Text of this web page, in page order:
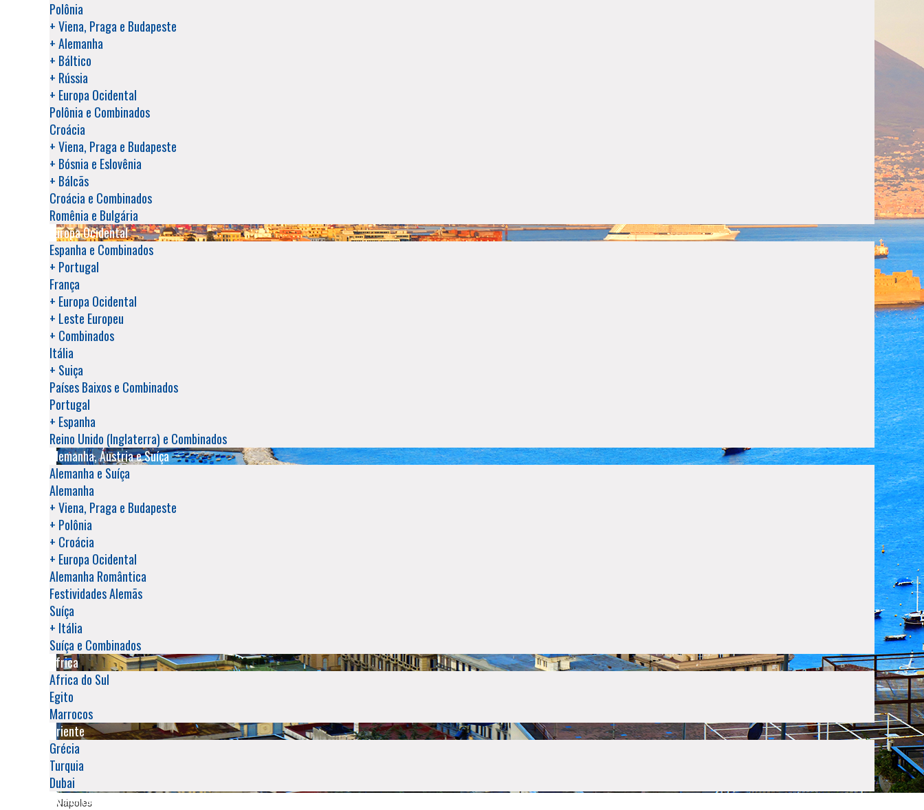
Polônia
+ Viena, Praga e Budapeste
+ Alemanha
+ Báltico
+ Rússia
+ Europa Ocidental
Polônia e Combinados
Croácia
+ Viena, Praga e Budapeste
+ Bósnia e Eslovênia
+ Bálcãs
Croácia e Combinados
Romênia e Bulgária
Europa Ocidental
Espanha e Combinados
+ Portugal
França
+ Europa Ocidental
+ Leste Europeu
+ Combinados
Itália
+ Suiça
Países Baixos e Combinados
Portugal
+ Espanha
Reino Unido (Inglaterra) e Combinados
Alemanha, Áustria e Suíça
Alemanha e Suíça
Alemanha
+ Viena, Praga e Budapeste
+ Polônia
+ Croácia
+ Europa Ocidental
Alemanha Romântica
Festividades Alemãs
Suíça
+ Itália
Suíça e Combinados
África
Africa do Sul
Egito
Marrocos
Oriente
Grécia
Turquia
Dubai
Comentários
Nápoles